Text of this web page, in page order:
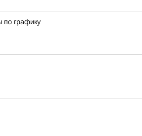
по графику